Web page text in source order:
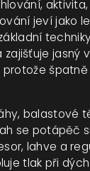
,
jeví jako
jasný
, balastové
se potápěč
lahve a
tlak při